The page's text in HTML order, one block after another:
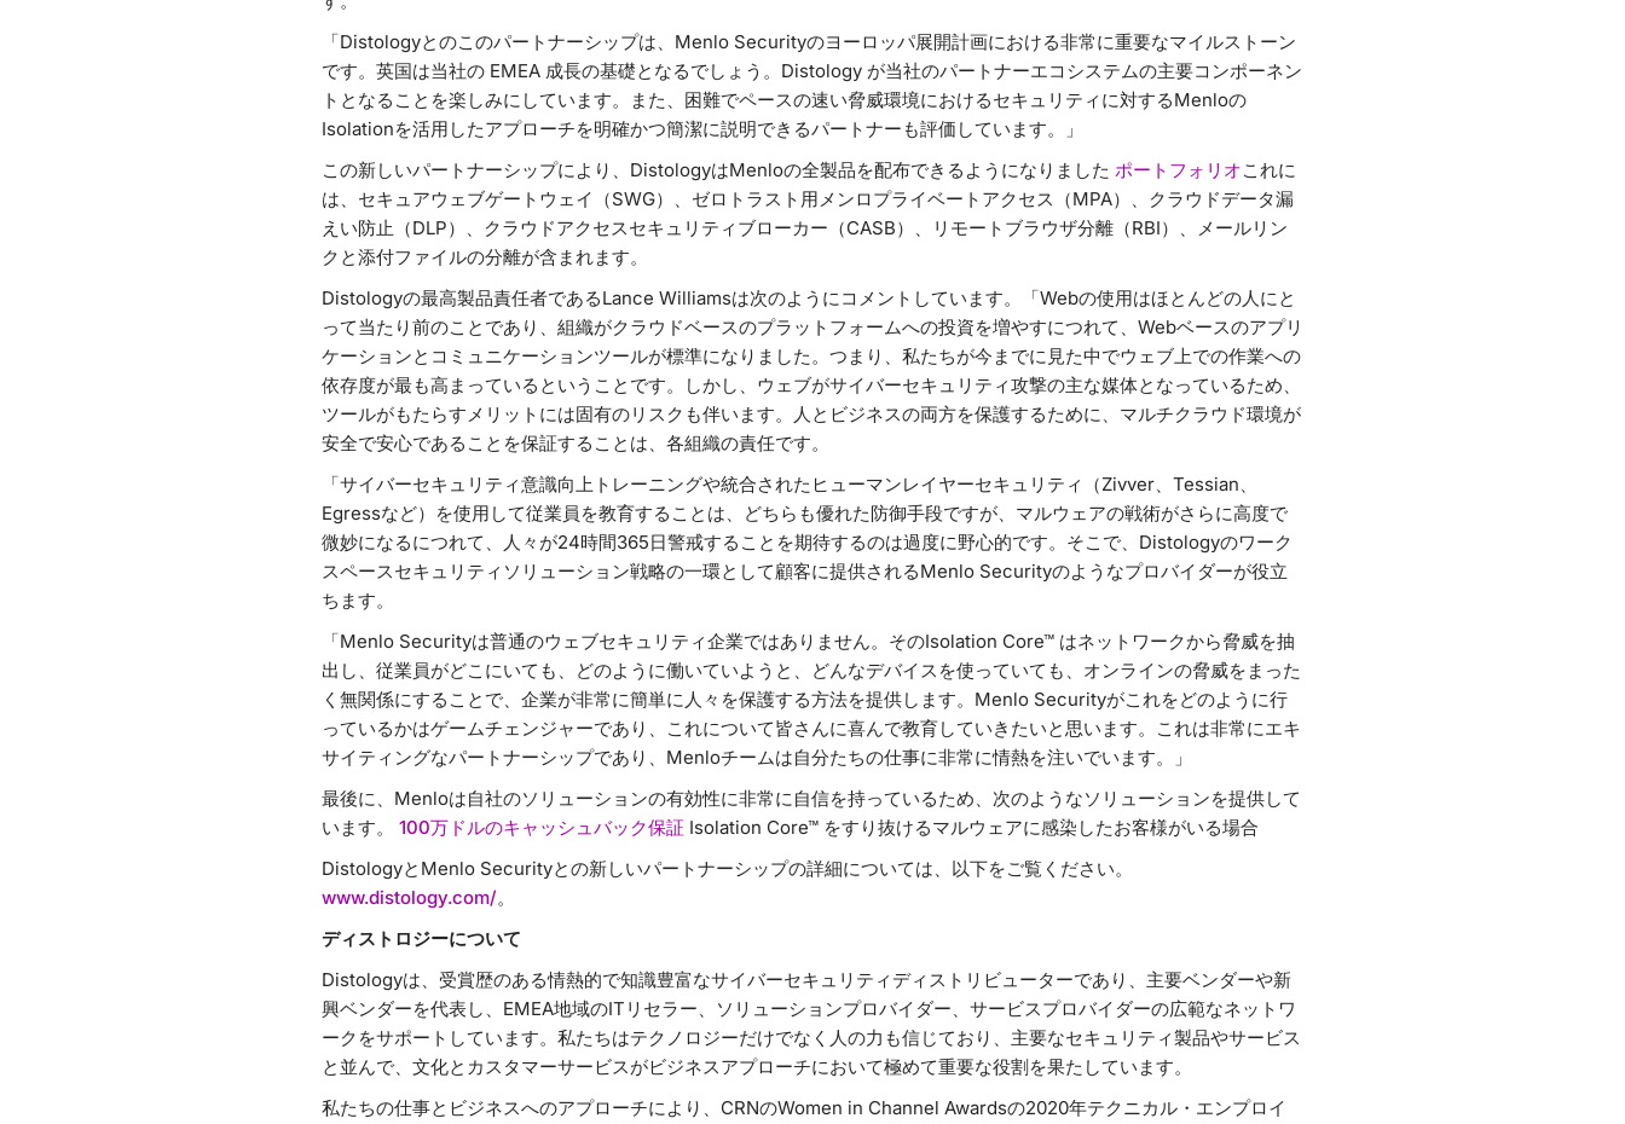
「Distologyとのこのパートナーシップは、Menlo Securityのヨーロッパ展開計画における非常に重要なマイルストーン
です。英国は当社の EMEA 成長の基礎となるでしょう。Distology が当社のパートナーエコシステムの主要コンポーネン
トとなることを楽しみにしています。また、困難でペースの速い脅威環境におけるセキュリティに対するMenloの
Isolationを活用したアプローチを明確かつ簡潔に説明できるパートナーも評価しています。」
この新しいパートナーシップにより、DistologyはMenloの全製品を配布できるようになりました ポートフォリオこれに
は、セキュアウェブゲートウェイ（SWG）、ゼロトラスト用メンロプライベートアクセス（MPA）、クラウドデータ漏
えい防止（DLP）、クラウドアクセスセキュリティブローカー（CASB）、リモートブラウザ分離（RBI）、メールリン
クと添付ファイルの分離が含まれます。
Distologyの最高製品責任者であるLance Williamsは次のようにコメントしています。「Webの使用はほとんどの人にと
って当たり前のことであり、組織がクラウドベースのプラットフォームへの投資を増やすにつれて、Webベースのアプリ
ケーションとコミュニケーションツールが標準になりました。つまり、私たちが今までに見た中でウェブ上での作業への
依存度が最も高まっているということです。しかし、ウェブがサイバーセキュリティ攻撃の主な媒体となっているため、
ツールがもたらすメリットには固有のリスクも伴います。人とビジネスの両方を保護するために、マルチクラウド環境が
安全で安心であることを保証することは、各組織の責任です。
「サイバーセキュリティ意識向上トレーニングや統合されたヒューマンレイヤーセキュリティ（Zivver、Tessian、
Egressなど）を使用して従業員を教育することは、どちらも優れた防御手段ですが、マルウェアの戦術がさらに高度で
微妙になるにつれて、人々が24時間365日警戒することを期待するのは過度に野心的です。そこで、Distologyのワーク
スペースセキュリティソリューション戦略の一環として顧客に提供されるMenlo Securityのようなプロバイダーが役立
ちます。
「Menlo Securityは普通のウェブセキュリティ企業ではありません。そのIsolation Core™ はネットワークから脅威を抽
出し、従業員がどこにいても、どのように働いていようと、どんなデバイスを使っていても、オンラインの脅威をまった
く無関係にすることで、企業が非常に簡単に人々を保護する方法を提供します。Menlo Securityがこれをどのように行
っているかはゲームチェンジャーであり、これについて皆さんに喜んで教育していきたいと思います。これは非常にエキ
サイティングなパートナーシップであり、Menloチームは自分たちの仕事に非常に情熱を注いでいます。」
最後に、Menloは自社のソリューションの有効性に非常に自信を持っているため、次のようなソリューションを提供して
います。 100万ドルのキャッシュバック保証 Isolation Core™ をすり抜けるマルウェアに感染したお客様がいる場合
DistologyとMenlo Securityとの新しいパートナーシップの詳細については、以下をご覧ください。
www.distology.com/。
ディストロジーについて
Distologyは、受賞歴のある情熱的で知識豊富なサイバーセキュリティディストリビューターであり、主要ベンダーや新
興ベンダーを代表し、EMEA地域のITリセラー、ソリューションプロバイダー、サービスプロバイダーの広範なネットワ
ークをサポートしています。私たちはテクノロジーだけでなく人の力も信じており、主要なセキュリティ製品やサービス
と並んで、文化とカスタマーサービスがビジネスアプローチにおいて極めて重要な役割を果たしています。
私たちの仕事とビジネスへのアプローチにより、CRNのWomen in Channel Awardsの2020年テクニカル・エンプロイ